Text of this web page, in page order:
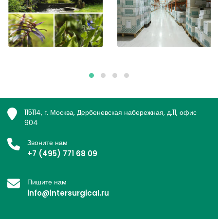
115114, г. Москва, Дербеневская набережная, д.11, офис
904
Звоните нам
+7 (495) 771 68 09
Пишите нам
info@intersurgical.ru